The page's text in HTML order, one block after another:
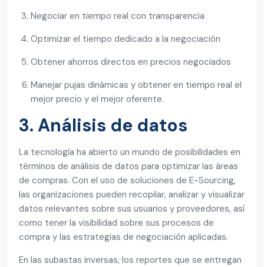
Negociar en tiempo real con transparencia
Optimizar el tiempo dedicado a la negociación
Obtener ahorros directos en precios negociados
Manejar pujas dinámicas y obtener en tiempo real el
mejor precio y el mejor oferente.
3. Análisis de datos
La tecnología ha abierto un mundo de posibilidades en
términos de análisis de datos para optimizar las áreas
de compras. Con el uso de soluciones de E-Sourcing,
las organizaciones pueden recopilar, analizar y visualizar
datos relevantes sobre sus usuarios y proveedores, así
como tener la visibilidad sobre sus procesos de
compra y las estrategias de negociación aplicadas.
En las subastas inversas, los reportes que se entregan